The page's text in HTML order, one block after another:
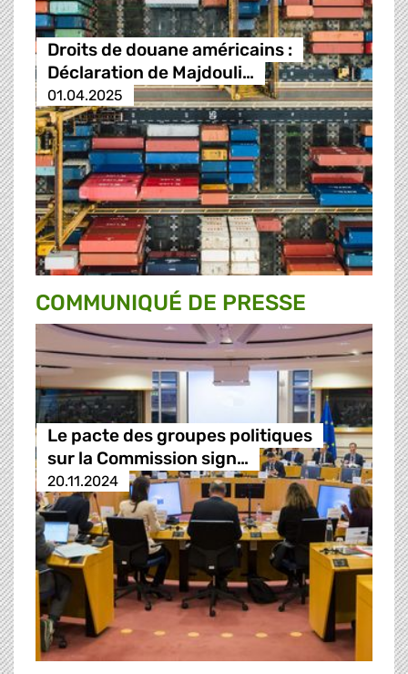
Droits de douane américains :
Déclaration de Majdouli…
01.04.2025
COMMUNIQUÉ DE PRESSE
Le pacte des groupes politiques
sur la Commission sign…
20.11.2024